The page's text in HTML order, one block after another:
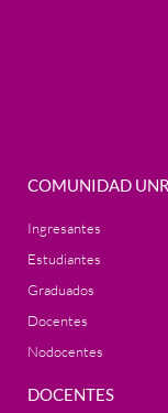
COMUNIDAD UNR
Ingresantes
Estudiantes
Graduados
Docentes
Nodocentes
DOCENTES